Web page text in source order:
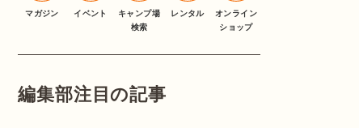
マガジン イベント
キャンプ場
検索
レンタル
オンライン
ショップ
編集部注目の記事